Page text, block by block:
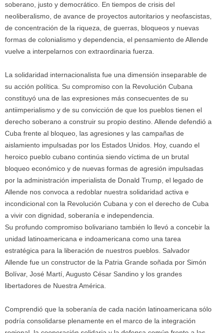
soberano, justo y democrático. En tiempos de crisis del
neoliberalismo, de avance de proyectos autoritarios y neofascistas,
de concentración de la riqueza, de guerras, bloqueos y nuevas
formas de colonialismo y dependencia, el pensamiento de Allende
vuelve a interpelarnos con extraordinaria fuerza.
La solidaridad internacionalista fue una dimensión inseparable de
su acción política. Su compromiso con la Revolución Cubana
constituyó una de las expresiones más consecuentes de su
antiimperialismo y de su convicción de que los pueblos tienen el
derecho soberano a construir su propio destino. Allende defendió a
Cuba frente al bloqueo, las agresiones y las campañas de
aislamiento impulsadas por los Estados Unidos. Hoy, cuando el
heroico pueblo cubano continúa siendo víctima de un brutal
bloqueo económico y de nuevas formas de agresión impulsadas
por la administración imperialista de Donald Trump, el legado de
Allende nos convoca a redoblar nuestra solidaridad activa e
incondicional con la Revolución Cubana y con el derecho de Cuba
a vivir con dignidad, soberanía e independencia.
Su profundo compromiso bolivariano también lo llevó a concebir la
unidad latinoamericana e indoamericana como una tarea
estratégica para la liberación de nuestros pueblos. Salvador
Allende fue un constructor de la Patria Grande soñada por Simón
Bolívar, José Martí, Augusto César Sandino y los grandes
libertadores de Nuestra América.
Comprendió que la soberanía de cada nación latinoamericana sólo
podría consolidarse plenamente en el marco de la integración